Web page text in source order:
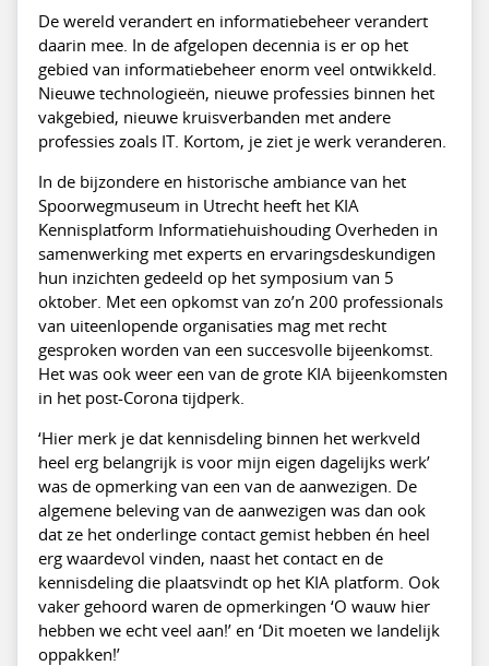
De wereld verandert en informatiebeheer verandert
daarin mee. In de afgelopen decennia is er op het
gebied van informatiebeheer enorm veel ontwikkeld.
Nieuwe technologieën, nieuwe professies binnen het
vakgebied, nieuwe kruisverbanden met andere
professies zoals IT. Kortom, je ziet je werk veranderen.
In de bijzondere en historische ambiance van het
Spoorwegmuseum in Utrecht heeft het KIA
Kennisplatform Informatiehuishouding Overheden in
samenwerking met experts en ervaringsdeskundigen
hun inzichten gedeeld op het symposium van 5
oktober. Met een opkomst van zo’n 200 professionals
van uiteenlopende organisaties mag met recht
gesproken worden van een succesvolle bijeenkomst.
Het was ook weer een van de grote KIA bijeenkomsten
in het post-Corona tijdperk.
‘Hier merk je dat kennisdeling binnen het werkveld
heel erg belangrijk is voor mijn eigen dagelijks werk’
was de opmerking van een van de aanwezigen. De
algemene beleving van de aanwezigen was dan ook
dat ze het onderlinge contact gemist hebben én heel
erg waardevol vinden, naast het contact en de
kennisdeling die plaatsvindt op het KIA platform. Ook
vaker gehoord waren de opmerkingen ‘O wauw hier
hebben we echt veel aan!’ en ‘Dit moeten we landelijk
oppakken!’